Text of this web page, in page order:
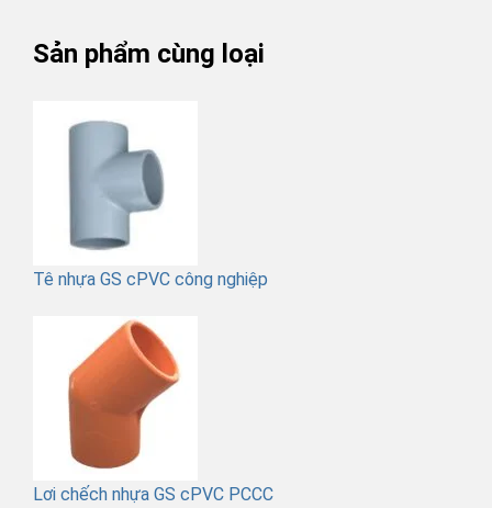
Sản phẩm cùng loại
Tê nhựa GS cPVC công nghiệp
Lơi chếch nhựa GS cPVC PCCC